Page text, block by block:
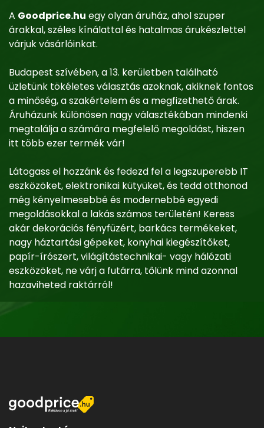
A Goodprice.hu egy olyan áruház, ahol szuper
árakkal, széles kínálattal és hatalmas árukészlettel
várjuk vásárlóinkat.
Budapest szívében, a 13. kerületben található
üzletünk tökéletes választás azoknak, akiknek fontos
a minőség, a szakértelem és a megfizethető árak.
Áruházunk különösen nagy választékában mindenki
megtalálja a számára megfelelő megoldást, hiszen
itt több ezer termék vár!
Látogass el hozzánk és fedezd fel a legszuperebb IT
eszközöket, elektronikai kütyüket, és tedd otthonod
még kényelmesebbé és modernebbé egyedi
megoldásokkal a lakás számos területén! Keress
akár dekorációs fényfüzért, barkács termékeket,
nagy háztartási gépeket, konyhai kiegészítőket,
papír-írószert, világítástechnikai- vagy hálózati
eszközöket, ne várj a futárra, tőlünk mind azonnal
hazaviheted raktárról!